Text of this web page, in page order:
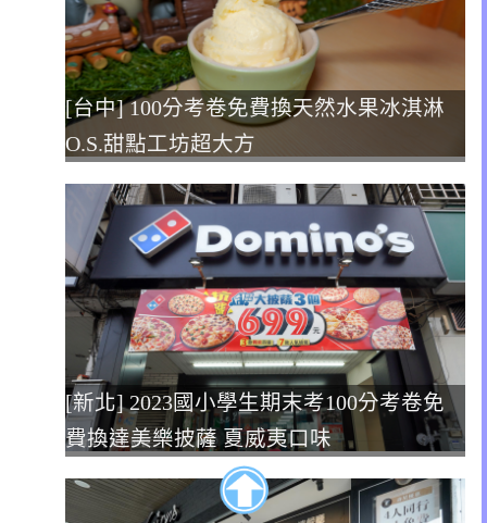
[台中] 100分考卷免費換天然水果冰淇淋
O.S.甜點工坊超大方
[新北] 2023國小學生期末考100分考卷免
費換達美樂披薩 夏威夷口味